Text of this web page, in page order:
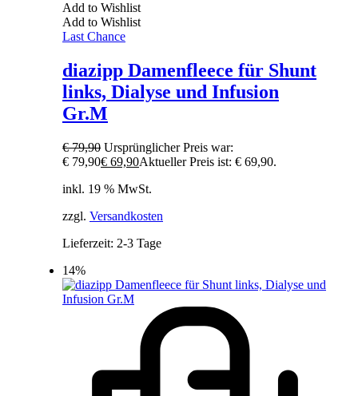
Add to Wishlist
Add to Wishlist
Last Chance
diazipp Damenfleece für Shunt
links, Dialyse und Infusion
Gr.M
€79,90 Ursprünglicher Preis war:
€ 79,90€ 69,90Aktueller Preis ist: € 69,90.
inkl. 19 % MwSt.
zzgl. Versandkosten
Lieferzeit: 2-3 Tage
14%